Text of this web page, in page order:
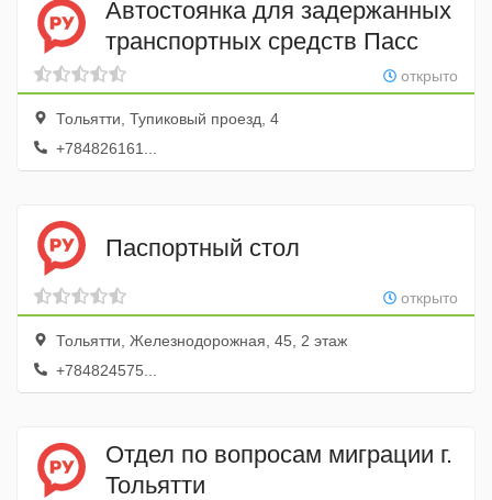
Автостоянка для задержанных
транспортных средств Пасс
открыто
Тольятти, Тупиковый проезд, 4
+784826161...
Паспортный стол
открыто
Тольятти, Железнодорожная, 45, 2 этаж
+784824575...
Отдел по вопросам миграции г.
Тольятти